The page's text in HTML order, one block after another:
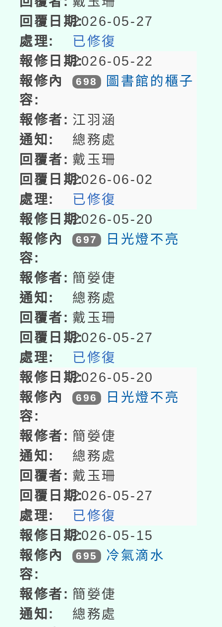
2026-05-27
已修復
2026-05-22
698 圖書館的櫃子
江羽涵
總務處
戴玉珊
2026-06-02
已修復
2026-05-20
697 日光燈不亮
簡嫈倢
總務處
戴玉珊
2026-05-27
已修復
2026-05-20
696 日光燈不亮
簡嫈倢
總務處
戴玉珊
2026-05-27
已修復
2026-05-15
695 冷氣滴水
簡嫈倢
總務處